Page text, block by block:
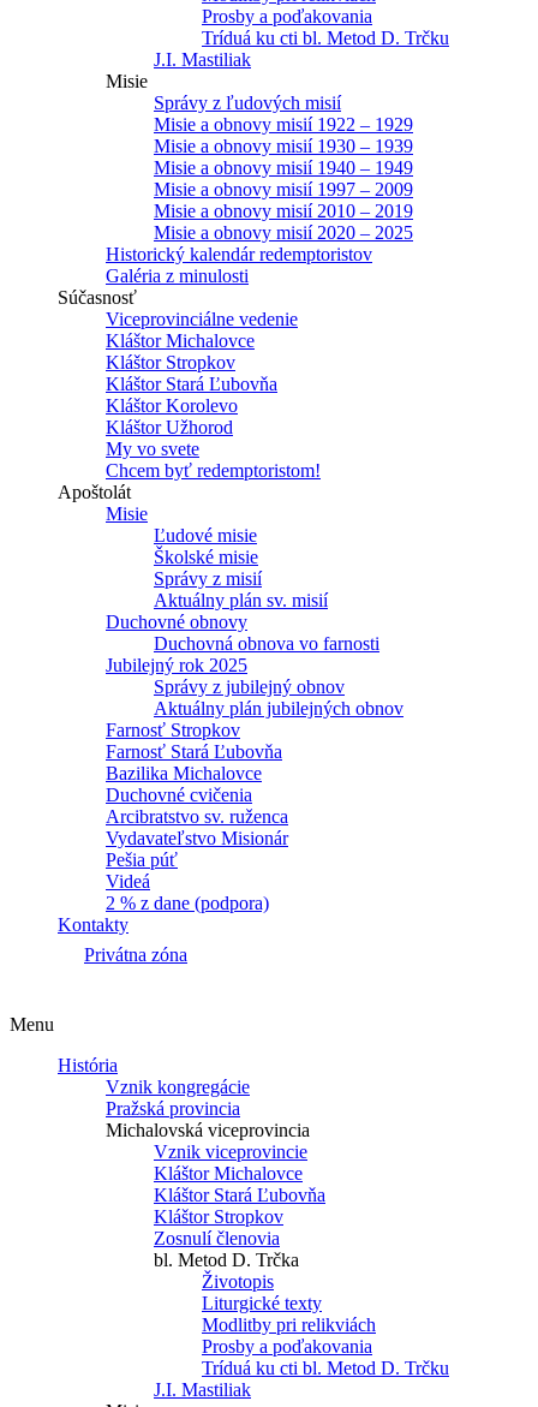
Prosby a poďakovania
Tríduá ku cti bl. Metod D. Trčku
J.I. Mastiliak
Misie
Správy z ľudových misií
Misie a obnovy misií 1922 – 1929
Misie a obnovy misií 1930 – 1939
Misie a obnovy misií 1940 – 1949
Misie a obnovy misií 1997 – 2009
Misie a obnovy misií 2010 – 2019
Misie a obnovy misií 2020 – 2025
Historický kalendár redemptoristov
Galéria z minulosti
Súčasnosť
Viceprovinciálne vedenie
Kláštor Michalovce
Kláštor Stropkov
Kláštor Stará Ľubovňa
Kláštor Korolevo
Kláštor Užhorod
My vo svete
Chcem byť redemptoristom!
Apoštolát
Misie
Ľudové misie
Školské misie
Správy z misií
Aktuálny plán sv. misií
Duchovné obnovy
Duchovná obnova vo farnosti
Jubilejný rok 2025
Správy z jubilejný obnov
Aktuálny plán jubilejných obnov
Farnosť Stropkov
Farnosť Stará Ľubovňa
Bazilika Michalovce
Duchovné cvičenia
Arcibratstvo sv. ruženca
Vydavateľstvo Misionár
Pešia púť
Videá
2 % z dane (podpora)
Kontakty
Privátna zóna
Menu
História
Vznik kongregácie
Pražská provincia
Michalovská viceprovincia
Vznik viceprovincie
Kláštor Michalovce
Kláštor Stará Ľubovňa
Kláštor Stropkov
Zosnulí členovia
bl. Metod D. Trčka
Životopis
Liturgické texty
Modlitby pri relikviách
Prosby a poďakovania
Tríduá ku cti bl. Metod D. Trčku
J.I. Mastiliak